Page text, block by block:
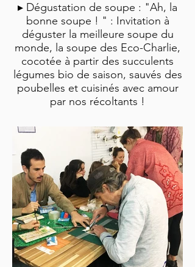
▸ Dégustation de soupe : "Ah, la
bonne soupe ! " : Invitation à
déguster la meilleure soupe du
monde, la soupe des Eco-Charlie,
cocotée à partir des succulents
légumes bio de saison, sauvés des
poubelles et cuisinés avec amour
par nos récoltants !